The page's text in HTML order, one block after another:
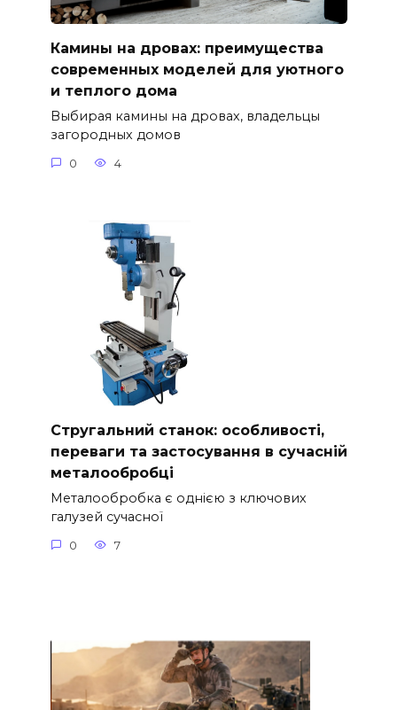
Камины на дровах: преимущества
современных моделей для уютного
и теплого дома
Выбирая камины на дровах, владельцы
загородных домов
0 4
Стругальний станок: особливості,
переваги та застосування в сучасній
металообробці
Металообробка є однією з ключових
галузей сучасної
0 7